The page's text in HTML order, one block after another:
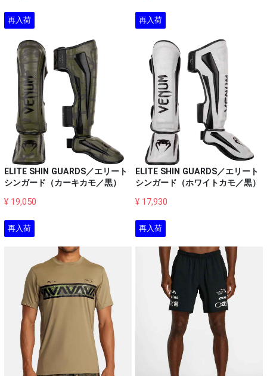
再入荷
ELITE SHIN GUARDS／エリート
シンガード（カーキカモ／黒）
¥ 19,050
再入荷
ELITE SHIN GUARDS／エリート
シンガード（ホワイトカモ／黒）
¥ 17,930
再入荷 再入荷